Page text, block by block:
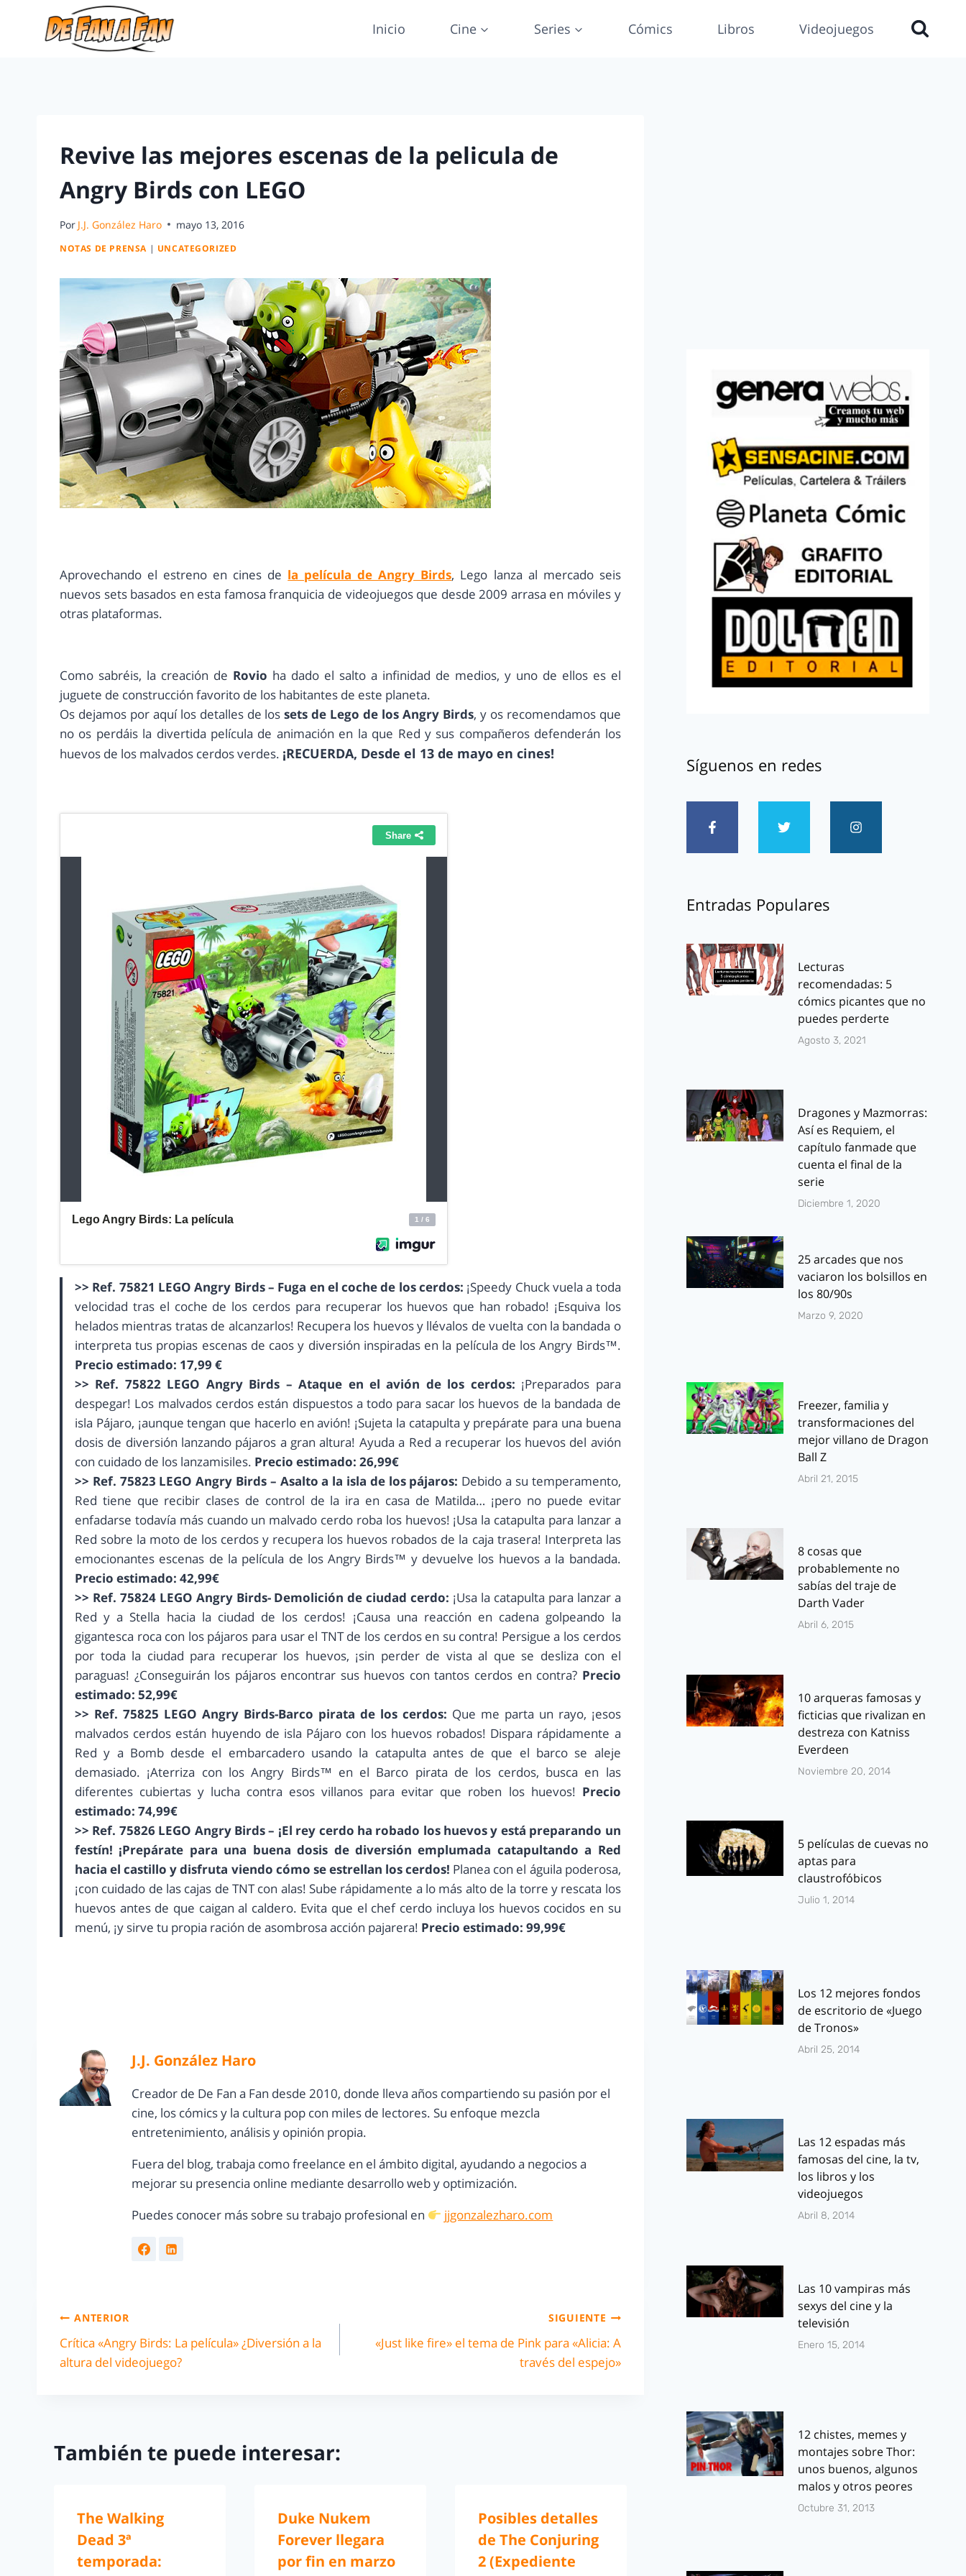
Inicio Cine Series Cómics Libros Videojuegos
Revive las mejores escenas de la pelicula de
Angry Birds con LEGO
Por J.J. González Haro mayo 13, 2016
NOTAS DE PRENSA | UNCATEGORIZED
Aprovechando el estreno en cines de la película de Angry Birds, Lego lanza al mercado seis
nuevos sets basados en esta famosa franquicia de videojuegos que desde 2009 arrasa en móviles y
otras plataformas.
Como sabréis, la creación de Rovio ha dado el salto a infinidad de medios, y uno de ellos es el
juguete de construcción favorito de los habitantes de este planeta.
Os dejamos por aquí los detalles de lossets de Lego de los Angry Birds, y os recomendamos que
no os perdáis la divertida película de animación en la que Red y sus compañeros defenderán los
huevos de los malvados cerdos verdes. ¡RECUERDA, Desde el 13 de mayo en cines!
>> Ref. 75821 LEGO Angry Birds – Fuga en el coche de los cerdos: ¡Speedy Chuck vuela a toda
velocidad tras el coche de los cerdos para recuperar los huevos que han robado! ¡Esquiva los
helados mientras tratas de alcanzarlos! Recupera los huevos y llévalos de vuelta con la bandada o
interpreta tus propias escenas de caos y diversión inspiradas en la película de los Angry Birds™.
Precio estimado: 17,99 €
>> Ref. 75822 LEGO Angry Birds – Ataque en el avión de los cerdos: ¡Preparados para
despegar! Los malvados cerdos están dispuestos a todo para sacar los huevos de la bandada de
isla Pájaro, ¡aunque tengan que hacerlo en avión! ¡Sujeta la catapulta y prepárate para una buena
dosis de diversión lanzando pájaros a gran altura! Ayuda a Red a recuperar los huevos del avión
con cuidado de los lanzamisiles. Precio estimado: 26,99€
>> Ref. 75823 LEGO Angry Birds – Asalto a la isla de los pájaros: Debido a su temperamento,
Red tiene que recibir clases de control de la ira en casa de Matilda… ¡pero no puede evitar
enfadarse todavía más cuando un malvado cerdo roba los huevos! ¡Usa la catapulta para lanzar a
Red sobre la moto de los cerdos y recupera los huevos robados de la caja trasera! Interpreta las
emocionantes escenas de la película de los Angry Birds™ y devuelve los huevos a la bandada.
Precio estimado: 42,99€
>> Ref. 75824 LEGO Angry Birds- Demolición de ciudad cerdo: ¡Usa la catapulta para lanzar a
Red y a Stella hacia la ciudad de los cerdos! ¡Causa una reacción en cadena golpeando la
gigantesca roca con los pájaros para usar el TNT de los cerdos en su contra! Persigue a los cerdos
por toda la ciudad para recuperar los huevos, ¡sin perder de vista al que se desliza con el
paraguas! ¿Conseguirán los pájaros encontrar sus huevos con tantos cerdos en contra? Precio
estimado: 52,99€
>> Ref. 75825 LEGO Angry Birds-Barco pirata de los cerdos: Que me parta un rayo, ¡esos
malvados cerdos están huyendo de isla Pájaro con los huevos robados! Dispara rápidamente a
Red y a Bomb desde el embarcadero usando la catapulta antes de que el barco se aleje
demasiado. ¡Aterriza con los Angry Birds™ en el Barco pirata de los cerdos, busca en las
diferentes cubiertas y lucha contra esos villanos para evitar que roben los huevos! Precio
estimado: 74,99€
>> Ref. 75826 LEGO Angry Birds – ¡El rey cerdo ha robado los huevos y está preparando un
festín! ¡Prepárate para una buena dosis de diversión emplumada catapultando a Red
hacia el castillo y disfruta viendo cómo se estrellan los cerdos! Planea con el águila poderosa,
¡con cuidado de las cajas de TNT con alas! Sube rápidamente a lo más alto de la torre y rescata los
huevos antes de que caigan al caldero. Evita que el chef cerdo incluya los huevos cocidos en su
menú, ¡y sirve tu propia ración de asombrosa acción pajarera! Precio estimado: 99,99€
J.J. González Haro
Creador de De Fan a Fan desde 2010, donde lleva años compartiendo su pasión por el
cine, los cómics y la cultura pop con miles de lectores. Su enfoque mezcla
entretenimiento, análisis y opinión propia.
Fuera del blog, trabaja como freelance en el ámbito digital, ayudando a negocios a
mejorar su presencia online mediante desarrollo web y optimización.
Puedes conocer más sobre su trabajo profesional en
jjgonzalezharo.com
ANTERIOR
Crítica «Angry Birds: La película» ¿Diversión a la
altura del videojuego?
SIGUIENTE
«Just like fire» el tema de Pink para «Alicia: A
través del espejo»
También te puede interesar:
The Walking
Dead 3ª
temporada:
Duke Nukem
Forever llegara
por fin en marzo
Posibles detalles
de The Conjuring
2 (Expediente
Síguenos en redes
Entradas Populares
Lecturas
recomendadas: 5
cómics picantes que no
puedes perderte
Agosto 3, 2021
Dragones y Mazmorras:
Así es Requiem, el
capítulo fanmade que
cuenta el final de la
serie
Diciembre 1, 2020
25 arcades que nos
vaciaron los bolsillos en
los 80/90s
Marzo 9, 2020
Freezer, familia y
transformaciones del
mejor villano de Dragon
Ball Z
Abril 21, 2015
8 cosas que
probablemente no
sabías del traje de
Darth Vader
Abril 6, 2015
10 arqueras famosas y
ficticias que rivalizan en
destreza con Katniss
Everdeen
Noviembre 20, 2014
5 películas de cuevas no
aptas para
claustrofóbicos
Julio 1, 2014
Los 12 mejores fondos
de escritorio de «Juego
de Tronos»
Abril 25, 2014
Las 12 espadas más
famosas del cine, la tv,
los libros y los
videojuegos
Abril 8, 2014
Las 10 vampiras más
sexys del cine y la
televisión
Enero 15, 2014
12 chistes, memes y
montajes sobre Thor:
unos buenos, algunos
malos y otros peores
Octubre 31, 2013